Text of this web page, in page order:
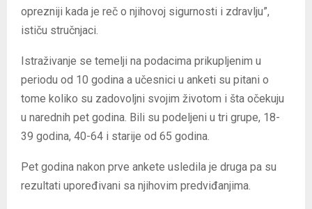
oprezniji kada je reč o njihovoj sigurnosti i zdravlju”,
ističu stručnjaci.
Istraživanje se temelji na podacima prikupljenim u
periodu od 10 godina a učesnici u anketi su pitani o
tome koliko su zadovoljni svojim životom i šta očekuju
u narednih pet godina. Bili su podeljeni u tri grupe, 18-
39 godina, 40-64 i starije od 65 godina.
Pet godina nakon prve ankete usledila je druga pa su
rezultati upoređivani sa njihovim predviđanjima.